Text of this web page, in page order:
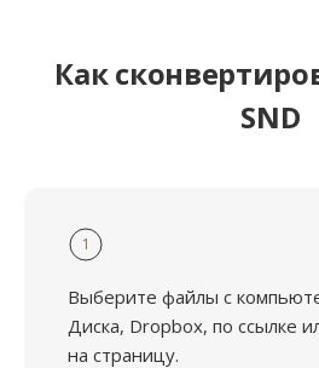
Как
SND
1
Выберите файлы с
Диска, Dropbox, по ссылке
на страницу.